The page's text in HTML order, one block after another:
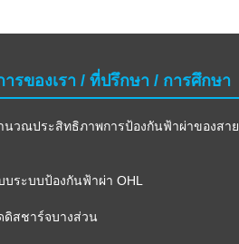
ารของเรา / ที่ปรึกษา / การศึกษา
นวณประสิทธิภาพการป้องกันฟ้าผ่าของสาย
บระบบป้องกันฟ้าผ่า OHL
ดิสชาร์จบางส่วน